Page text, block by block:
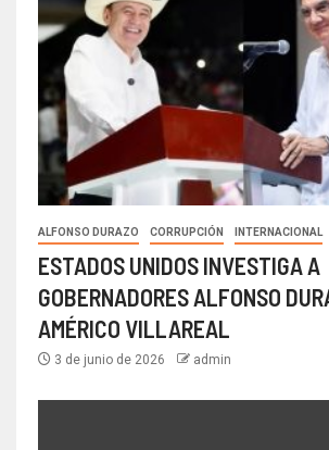
ALFONSO DURAZO CORRUPCIÓN INTERNACIONAL
ESTADOS UNIDOS INVESTIGA A
GOBERNADORES ALFONSO
AMÉRICO VILLAREAL
3 de junio de 2026 admin